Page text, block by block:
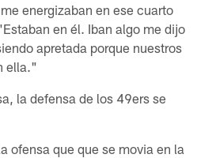
energizaban en ese cuarto
en él. Iban algo me dijo
apretada porque nuestros
ella."
la defensa de los 49ers se
ofensa que que se movia en la